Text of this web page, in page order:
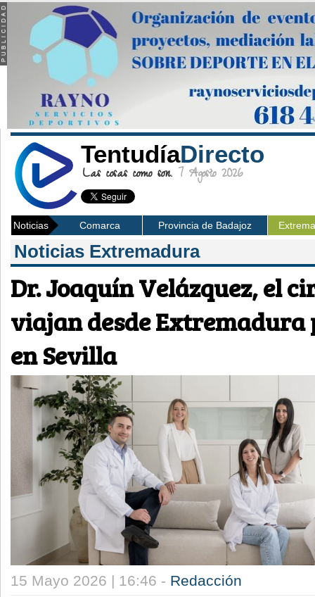
TentudíaDirecto
Las cosas como son. 7 Agosto 2026
Noticias Comarca Provincia de Badajoz
Noticias Extremadura
Dr. Joaquín Velázquez, el
viajan desde Extremadura
en Sevilla
15 Mayo 2026 | 16:46 - Redacción